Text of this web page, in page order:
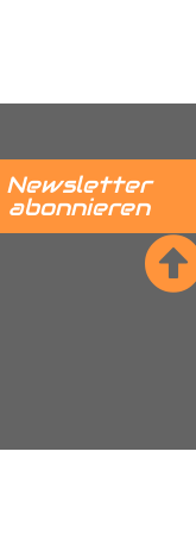
Newsletter
abonnieren